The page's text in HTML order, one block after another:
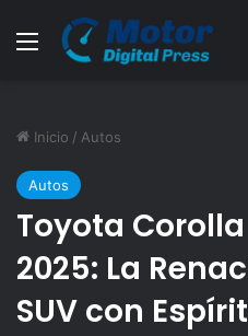
Menú
Inicio / Autos
Autos
Toyota
2025: La
SUV con